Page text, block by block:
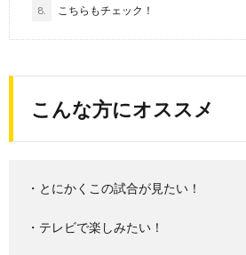
8. こちらもチェック！
こんな方にオススメ
・とにかくこの試合が見たい！
・テレビで楽しみたい！